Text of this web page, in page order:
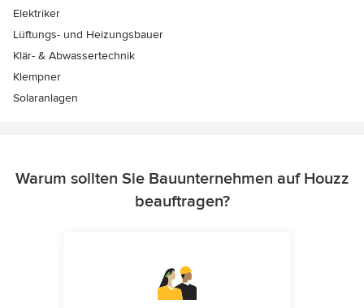
Elektriker
Lüftungs- und Heizungsbauer
Klär- & Abwassertechnik
Klempner
Solaranlagen
Warum sollten Sie Bauunternehmen auf Houzz
beauftragen?